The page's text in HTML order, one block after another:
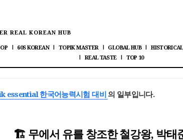
REAL KOREAN HUB
60S KOREAN TOPIK MASTER GLOBAL HUB HISTORICAL
REAL TASTE TOP 10
essential 한국어능력시험 대비 의 일부입니다.
🏗️ 무에서 유를 창조한 철강왕, 박태